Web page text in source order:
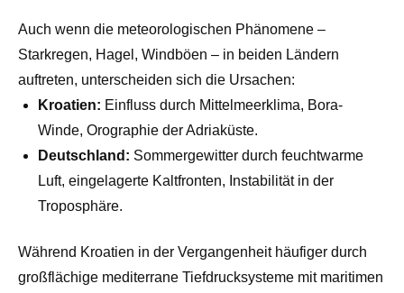
Auch wenn die meteorologischen Phänomene –
Starkregen, Hagel, Windböen – in beiden Ländern
auftreten, unterscheiden sich die Ursachen:
Kroatien: Einfluss durch Mittelmeerklima, Bora-
Winde, Orographie der Adriaküste.
Deutschland: Sommergewitter durch feuchtwarme
Luft, eingelagerte Kaltfronten, Instabilität in der
Troposphäre.
Während Kroatien in der Vergangenheit häufiger durch
großflächige mediterrane Tiefdrucksysteme mit maritimen